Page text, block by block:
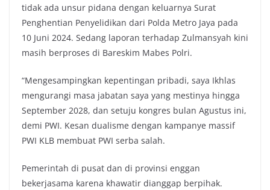
tidak ada unsur pidana dengan keluarnya Surat
Penghentian Penyelidikan dari Polda Metro Jaya pada
10 Juni 2024. Sedang laporan terhadap Zulmansyah kini
masih berproses di Bareskim Mabes Polri.
“Mengesampingkan kepentingan pribadi, saya Ikhlas
mengurangi masa jabatan saya yang mestinya hingga
September 2028, dan setuju kongres bulan Agustus ini,
demi PWI. Kesan dualisme dengan kampanye massif
PWI KLB membuat PWI serba salah.
Pemerintah di pusat dan di provinsi enggan
bekerjasama karena khawatir dianggap berpihak.